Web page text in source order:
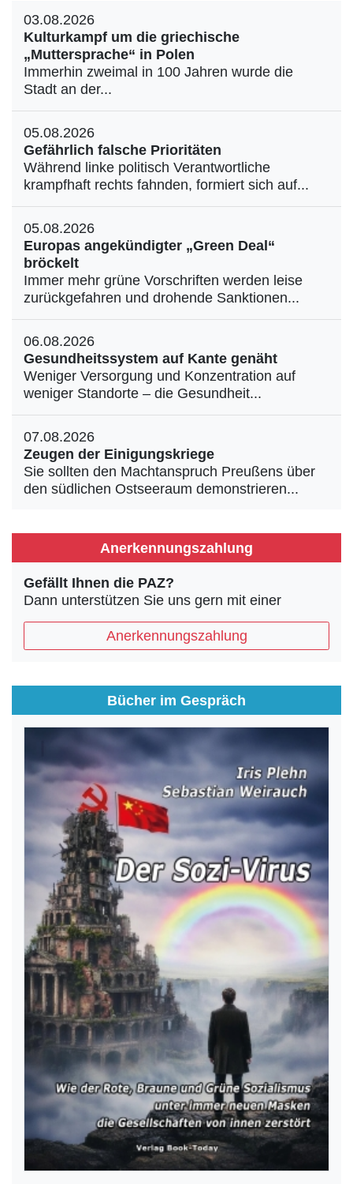
03.08.2026
Kulturkampf um die griechische
„Muttersprache“ in Polen
Immerhin zweimal in 100 Jahren wurde die
Stadt an der...
05.08.2026
Gefährlich falsche Prioritäten
Während linke politisch Verantwortliche
krampfhaft rechts fahnden, formiert sich auf...
05.08.2026
Europas angekündigter „Green Deal“
bröckelt
Immer mehr grüne Vorschriften werden leise
zurückgefahren und drohende Sanktionen...
06.08.2026
Gesundheitssystem auf Kante genäht
Weniger Versorgung und Konzentration auf
weniger Standorte – die Gesundheit...
07.08.2026
Zeugen der Einigungskriege
Sie sollten den Machtanspruch Preußens über
den südlichen Ostseeraum demonstrieren...
Anerkennungszahlung
Gefällt Ihnen die PAZ?
Dann unterstützen Sie uns gern mit einer
Anerkennungszahlung
Bücher im Gespräch